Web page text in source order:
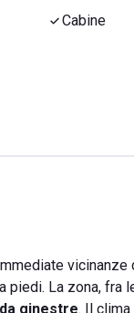
Cabine
piedi. La zona,
ginestre. Il